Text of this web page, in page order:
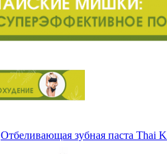
Отбеливающая зубная паста Thai